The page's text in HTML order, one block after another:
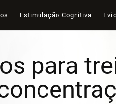
Estimulação Cognitiva
para